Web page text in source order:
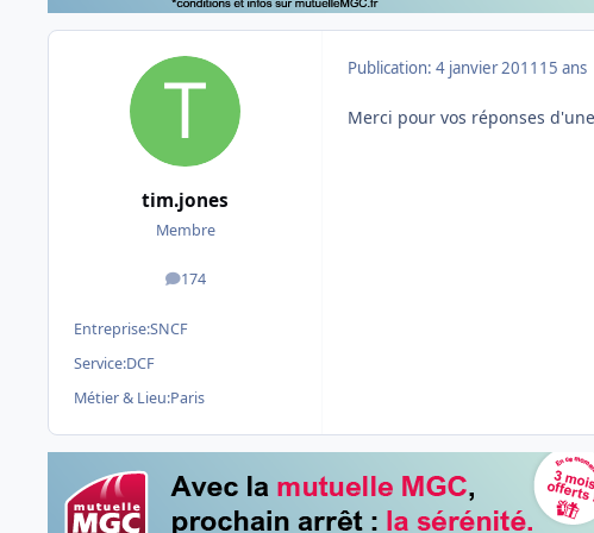
tim.jones
Membre
174
messages
Entreprise:SNCF
Service:DCF
Métier & Lieu:Paris
Publication: 4 janvier 2011 15 ans
Merci pour vos réponses